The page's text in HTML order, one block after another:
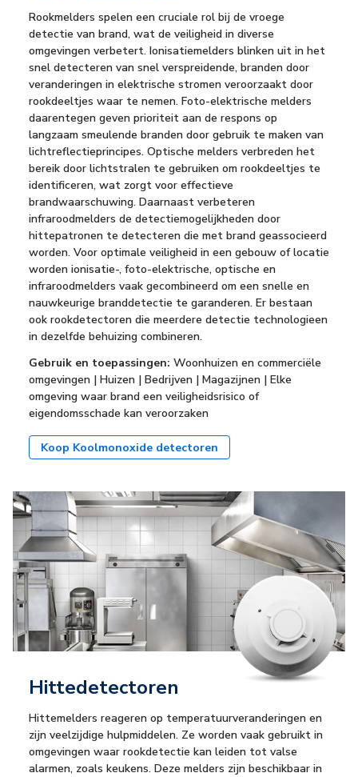
Rookmelders spelen een cruciale rol bij de vroege
detectie van brand, wat de veiligheid in diverse
omgevingen verbetert. Ionisatiemelders blinken uit in het
snel detecteren van snel verspreidende, branden door
veranderingen in elektrische stromen veroorzaakt door
rookdeeltjes waar te nemen. Foto-elektrische melders
daarentegen geven prioriteit aan de respons op
langzaam smeulende branden door gebruik te maken van
lichtreflectieprincipes. Optische melders verbreden het
bereik door lichtstralen te gebruiken om rookdeeltjes te
identificeren, wat zorgt voor effectieve
brandwaarschuwing. Daarnaast verbeteren
infraroodmelders de detectiemogelijkheden door
hittepatronen te detecteren die met brand geassocieerd
worden. Voor optimale veiligheid in een gebouw of locatie
worden ionisatie-, foto-elektrische, optische en
infraroodmelders vaak gecombineerd om een snelle en
nauwkeurige branddetectie te garanderen. Er bestaan
ook rookdetectoren die meerdere detectie technologieen
in dezelfde behuizing combineren.
Gebruik en toepassingen: Woonhuizen en commerciële
omgevingen | Huizen | Bedrijven | Magazijnen | Elke
omgeving waar brand een veiligheidsrisico of
eigendomsschade kan veroorzaken
Koop Koolmonoxide detectoren
Hittedetectoren
Hittemelders reageren op temperatuurveranderingen en
zijn veelzijdige hulpmiddelen. Ze worden vaak gebruikt in
omgevingen waar rookdetectie kan leiden tot valse
alarmen, zoals keukens. Deze melders zijn beschikbaar in